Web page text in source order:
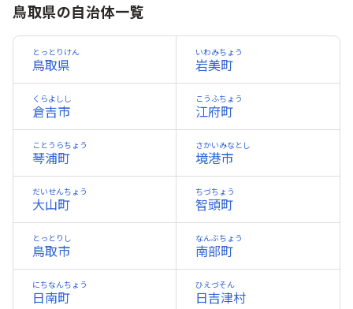
鳥取県の自治体一覧
鳥取県
とっとりけん
岩美町
いわみちょう
倉吉市
くらよしし
江府町
こうふちょう
琴浦町
ことうらちょう
境港市
さかいみなとし
大山町
だいせんちょう
智頭町
ちづちょう
鳥取市
とっとりし
南部町
なんぶちょう
日南町
にちなんちょう
日吉津村
ひえづそん